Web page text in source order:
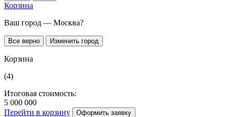
Корзина
Ваш город — Москва?
Все верно Изменить город
Корзина
(4)
Итоговая стоимость:
5 000 000
Перейти в корзину
Оформить заявку